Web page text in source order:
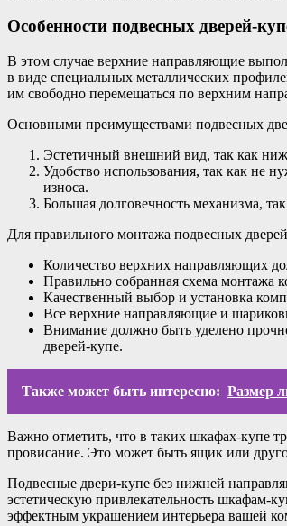
Особенности подвесных дверей-
В этом случае верхние направляющие
в виде специальных металлических
им свободно перемещаться по верхним
Основными преимуществами подвесных
Эстетичный внешний вид, так как
Удобство использования, так как не
износа.
Большая долговечность механизма,
Для правильного монтажа подвесных
Количество верхних направляющих
Правильно собранная схема монтажа
Качественный выбор и установка
Все верхние направляющие и
Внимание должно быть уделено
дверей-купе.
Также может быть интересно: Размер
Важно отметить, что в таких шкафах-купе
провисание. Это может быть ящик или
Подвесные двери-купе без нижней
эстетическую привлекательность шкафам-
эффектным украшением интерьера вашей